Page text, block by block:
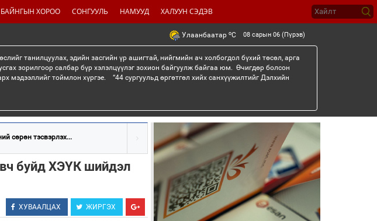
БАЙНГЫН ХОРОО СОНГУУЛЬ НАМУУД ХАЛУУН СЭДЭВ
Улаанбаатар oC 08 сарын 06 (Пүрэв)
танилцуулах, эдийн засгийн үр ашигтай, нийгмийн ач холбогдол бүхий төсөл, арга
зорилгоор салбар бүр хэлэлцүүлэг зохион байгуулж байгаа юм. Өчигдөр болсон
мэдээллийг тоймлон хүргэе. “44 сургуульд өргөтгөл хийх санхүүжилтийг Дэлхийн
сөрөн тэсвэрлэх...
буйд ХЭҮК шийдэл
ХУВААЛЦАХ ЖИРГЭХ